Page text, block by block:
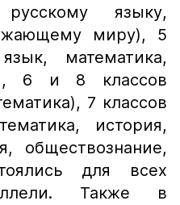
языку,
миру), 5
математика,
6 и 8 классов
7 классов
история,
обществознание,
для всех
Также в